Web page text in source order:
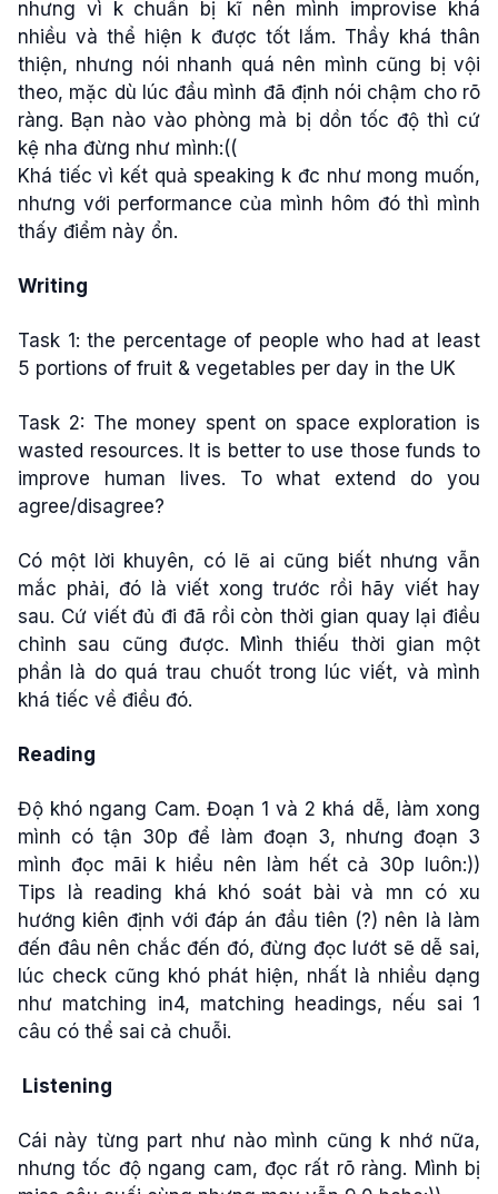
nhưng vì k chuẩn bị kĩ nên mình improvise khá
nhiều và thể hiện k được tốt lắm. Thầy khá thân
thiện, nhưng nói nhanh quá nên mình cũng bị vội
theo, mặc dù lúc đầu mình đã định nói chậm cho rõ
ràng. Bạn nào vào phòng mà bị dồn tốc độ thì cứ
kệ nha đừng như mình:((
Khá tiếc vì kết quả speaking k đc như mong muốn,
nhưng với performance của mình hôm đó thì mình
thấy điểm này ổn.
Writing
Task 1: the percentage of people who had at least
5 portions of fruit & vegetables per day in the UK
Task 2: The money spent on space exploration is
wasted resources. It is better to use those funds to
improve human lives. To what extend do you
agree/disagree?
Có một lời khuyên, có lẽ ai cũng biết nhưng vẫn
mắc phải, đó là viết xong trước rồi hãy viết hay
sau. Cứ viết đủ đi đã rồi còn thời gian quay lại điều
chỉnh sau cũng được. Mình thiếu thời gian một
phần là do quá trau chuốt trong lúc viết, và mình
khá tiếc về điều đó.
Reading
Độ khó ngang Cam. Đoạn 1 và 2 khá dễ, làm xong
mình có tận 30p để làm đoạn 3, nhưng đoạn 3
mình đọc mãi k hiểu nên làm hết cả 30p luôn:))
Tips là reading khá khó soát bài và mn có xu
hướng kiên định với đáp án đầu tiên (?) nên là làm
đến đâu nên chắc đến đó, đừng đọc lướt sẽ dễ sai,
lúc check cũng khó phát hiện, nhất là nhiều dạng
như matching in4, matching headings, nếu sai 1
câu có thể sai cả chuỗi.
Listening
Cái này từng part như nào mình cũng k nhớ nữa,
nhưng tốc độ ngang cam, đọc rất rõ ràng. Mình bị